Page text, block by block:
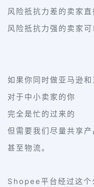
风险抵抗力差的卖家直
风险抵抗力强的卖家
如果你同时做亚马逊
对于中小卖家的你
完全是忙的过来的
但需要我们尽量共享
甚至物流。
Shopee平台经过这个